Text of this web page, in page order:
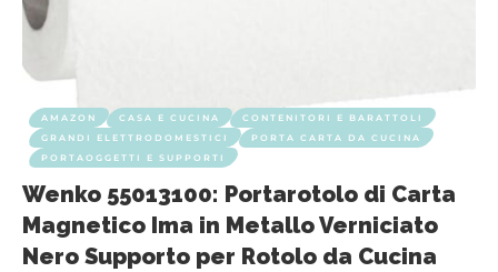
AMAZON CASA E CUCINA
CONTENITORI E BARATTOLI
GRANDI ELETTRODOMESTICI
PORTA CARTA DA CUCINA
PORTAOGGETTI E SUPPORTI
Wenko 55013100: Portarotolo di Carta
Magnetico Ima in Metallo Verniciato
Nero Supporto per Rotolo da Cucina